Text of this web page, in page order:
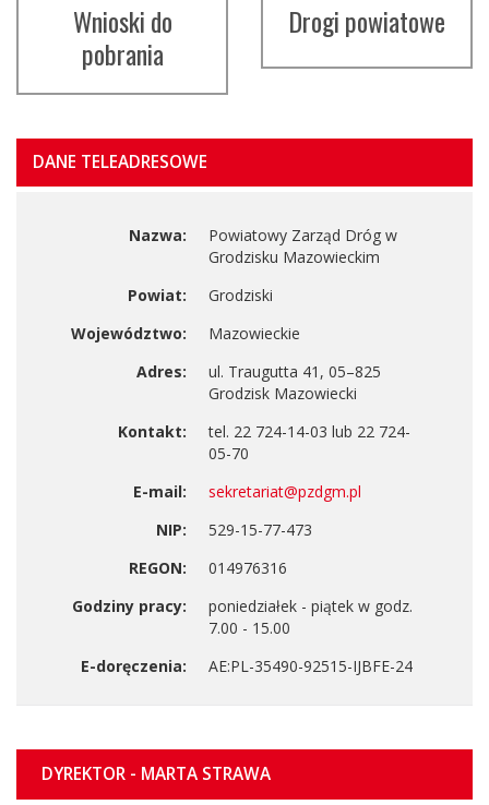
Wnioski do
pobrania
Drogi powiatowe
DANE TELEADRESOWE
Nazwa:
Powiatowy Zarząd Dróg w
Grodzisku Mazowieckim
Powiat:
Grodziski
Województwo:
Mazowieckie
Adres:
ul. Traugutta 41, 05–825
Grodzisk Mazowiecki
Kontakt:
tel. 22 724-14-03 lub 22 724-
05-70
E-mail:
sekretariat@pzdgm.pl
NIP:
529-15-77-473
REGON:
014976316
Godziny pracy:
poniedziałek - piątek w godz.
7.00 - 15.00
E-doręczenia:
AE:PL-35490-92515-IJBFE-24
Władze
DYREKTOR - MARTA STRAWA